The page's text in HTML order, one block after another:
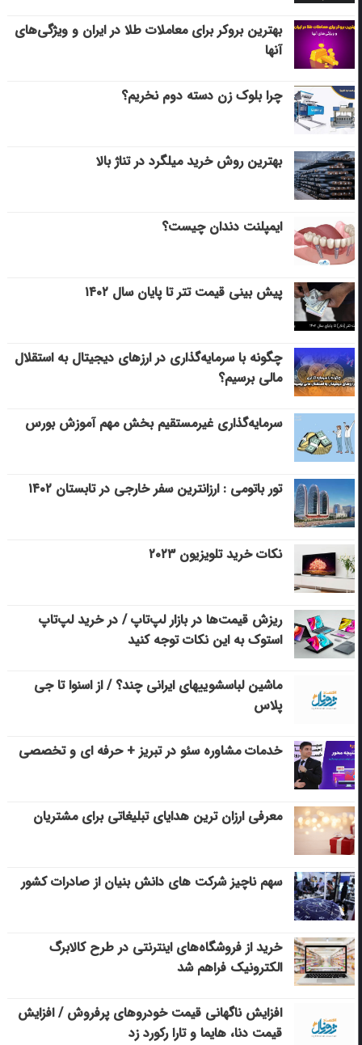
بهترین بروکر برای معاملات طلا در ایران و ویژگی‌های
آنها
چرا بلوک زن دسته دوم نخریم؟
بهترین روش خرید میلگرد در تناژ بالا
ایمپلنت دندان چیست؟
پیش بینی قیمت تتر تا پایان سال ۱۴۰۲
چگونه با سرمایه‌گذاری در ارزهای دیجیتال به استقلال
مالی برسیم؟
سرمایه‌گذاری غیرمستقیم بخش مهم آموزش بورس
تور باتومی : ارزانترین سفر خارجی در تابستان ۱۴۰۲
نکات خرید تلویزیون ۲۰۲۳
ریزش قیمت‌ها در بازار لپ‌تاپ / در خرید لپ‌تاپ
استوک به این نکات توجه کنید
ماشین لباسشویی‎های ایرانی چند؟ / از اسنوا تا جی
پلاس
خدمات مشاوره سئو در تبریز + حرفه ای و تخصصی
معرفی ارزان ترین هدایای تبلیغاتی برای مشتریان
سهم ناچیز شرکت های دانش بنیان از صادرات کشور
خرید از فروشگاه‌های اینترنتی در طرح کالابرگ
الکترونیک فراهم شد
افزایش ناگهانی قیمت خودروهای پرفروش / افزایش
قیمت دنا، هایما و تارا رکورد زد